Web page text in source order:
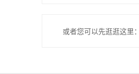
或者您可以先逛逛这里